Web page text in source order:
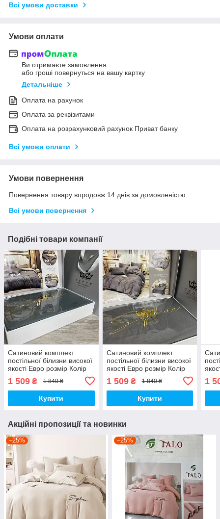
Всі умови доставки
Умови оплати
Ви отримаєте замовлення
або гроші повернуться на вашу картку
Детальніше
Оплата на рахунок
Оплата за реквізитами
Оплата на розрахунковий рахунок Приват банку
Всі умови оплати
Умови повернення
Повернення товару впродовж 14 днів за домовленістю
Всі умови повернення
Подібні товари компанії
Сатиновий комплект
постільної білизни високої
якості Евро розмір Колір
1 509 ₴ 1 840 ₴
Купити
Сатиновий комплект
постільної білизни високої
якості Евро розмір Колір
1 509₴ 1 840 ₴
Купити
1
Акційні пропозиції та новинки
–25% –25%